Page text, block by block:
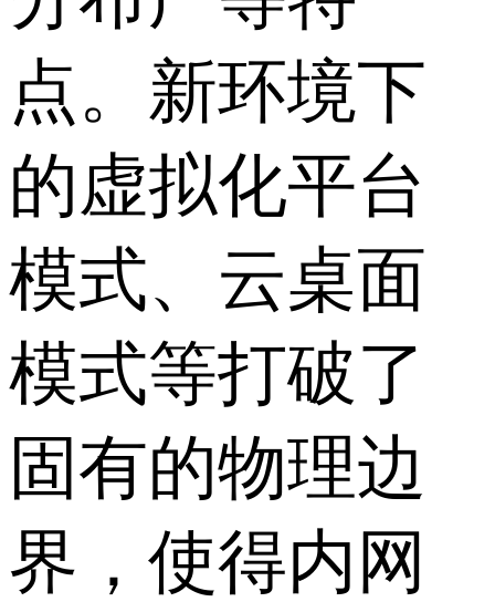
点。新环境下
的虚拟化平台
模式、云桌面
模式等打破了
固有的物理边
界，使得内网